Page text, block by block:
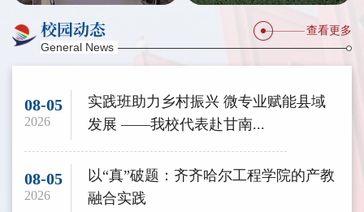
校园动态
General News
查看更多
08-05
2026
实践班助力乡村振兴 微专业赋能县域
发展 ——我校代表赴甘南...
08-05
2026
以“真”破题：齐齐哈尔工程学院的产教
融合实践